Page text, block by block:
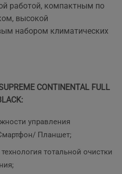
работой, компактным по
высокой
набором климатических
CONTINENTAL FULL
управления
Планшет;
тотальной очистки